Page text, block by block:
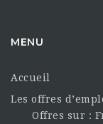
MENU
Accueil
Les offres
Offres sur :